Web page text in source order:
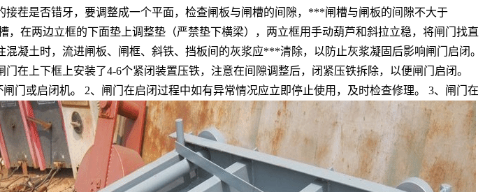
茬是否错牙，要调整成一个平面，检查闸板与闸槽的间隙，***闸槽与闸板的间隙不大于
在两边立框的下面垫上调整垫（严禁垫下横梁），两立框用手动葫芦和斜拉立稳，将闸门找直
凝土时，流进闸板、闸框、斜铁、挡板间的灰浆应***清除，以防止灰浆凝固后影响闸门启闭。
在上下框上安装了4-6个紧闭装置压铁，注意在间隙调整后，闭紧压铁拆除，以便闸门启闭。
门或启闭机。 2、闸门在启闭过程中如有异常情况应立即停止使用，及时检查修理。 3、闸门在